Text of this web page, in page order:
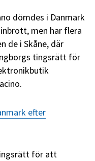
dömdes i Danmark
men har flera
de i Skåne, där
tingsrätt för
efter
för att